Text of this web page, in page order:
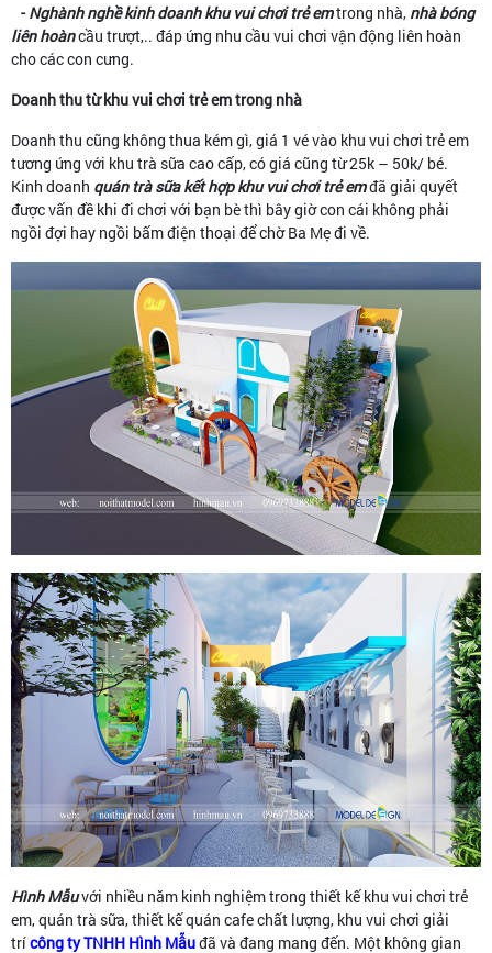
-Nghành nghề kinh doanh khu vui chơi trẻ emtrong nhà, nhà bóng
liên hoàncầu trượt,.. đáp ứng nhu cầu vui chơi vận động liên hoàn
cho các con cưng.
Doanh thu từ khu vui chơi trẻ em trong nhà
Doanh thu cũng không thua kém gì, giá 1 vé vào khu vui chơi trẻ em
tương ứng với khu trà sữa cao cấp, có giá cũng từ 25k – 50k/ bé.
Kinh doanh quán trà sữa kết hợp khu vui chơi trẻ emđã giải quyết
được vấn đề khi đi chơi với bạn bè thì bây giờ con cái không phải
ngồi đợi hay ngồi bấm điện thoại để chờ Ba Mẹ đi về.
Hình Mẫuvới nhiều năm kinh nghiệm trong thiết kế khu vui chơi trẻ
em, quán trà sữa, thiết kế quán cafe chất lượng, khu vui chơi giải
trícông ty TNHH Hình Mẫuđã và đang mang đến. Một không gian